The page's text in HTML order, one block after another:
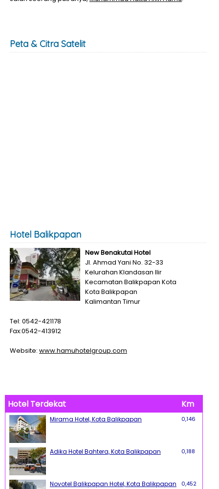
Peta & Citra Satelit
Hotel Balikpapan
New Benakutai Hotel
Jl. Ahmad Yani No. 32-33
Kelurahan Klandasan Ilir
Kecamatan Balikpapan Kota
Kota Balikpapan
Kalimantan Timur
Tel: 0542-421178
Fax:0542-413912
Website: www.hamuhotelgroup.com
Hotel Terdekat Km
Mirama Hotel, Kota Balikpapan 0,146
Adika Hotel Bahtera, Kota Balikpapan 0,188
Novotel Balikpapan Hotel, Kota Balikpapan 0,452